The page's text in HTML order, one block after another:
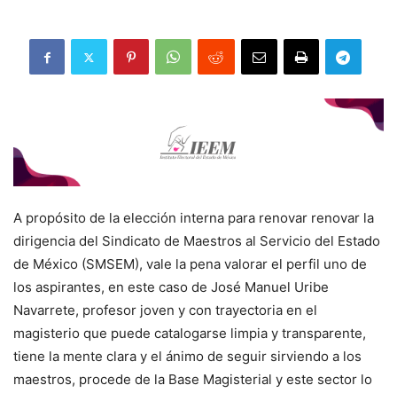
A propósito de la elección interna para renovar renovar la
dirigencia del Sindicato de Maestros al Servicio del Estado
de México (SMSEM), vale la pena valorar el perfil uno de
los aspirantes, en este caso de José Manuel Uribe
Navarrete, profesor joven y con trayectoria en el
magisterio que puede catalogarse limpia y transparente,
tiene la mente clara y el ánimo de seguir sirviendo a los
maestros, procede de la Base Magisterial y este sector lo